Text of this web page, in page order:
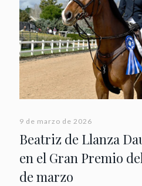
9 de marzo de 2026
Beatriz de Llanza
en el Gran Premio
de marzo